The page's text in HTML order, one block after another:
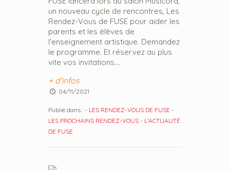
un nouveau cycle de rencontres, Les
Rendez-Vous de FUSE pour aider les
parents et les élèves de
l'enseignement artistique. Demandez
le programme. Et réservez au plus
vite vos invitations....
+ d'infos
04/11/2021
Publié dans : - LES RENDEZ-VOUS DE FUSE -
LES PROCHAINS RENDEZ-VOUS - L'ACTUALITÉ
DE FUSE